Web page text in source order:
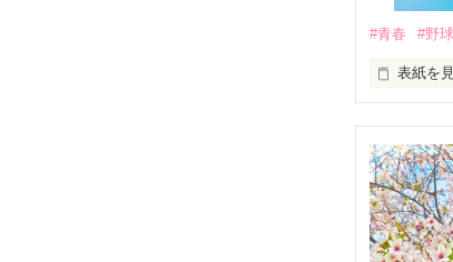
彼女を溺
×
和志が大
君が好き
#青春 #野球
表紙を
高校３年